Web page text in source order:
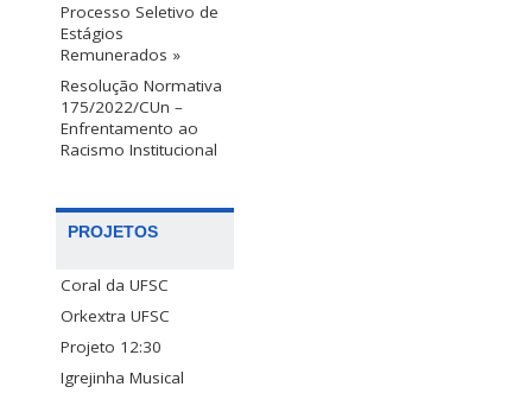
Processo Seletivo de
Estágios
Remunerados »
Resolução Normativa
175/2022/CUn –
Enfrentamento ao
Racismo Institucional
PROJETOS
Coral da UFSC
Orkextra UFSC
Projeto 12:30
Igrejinha Musical